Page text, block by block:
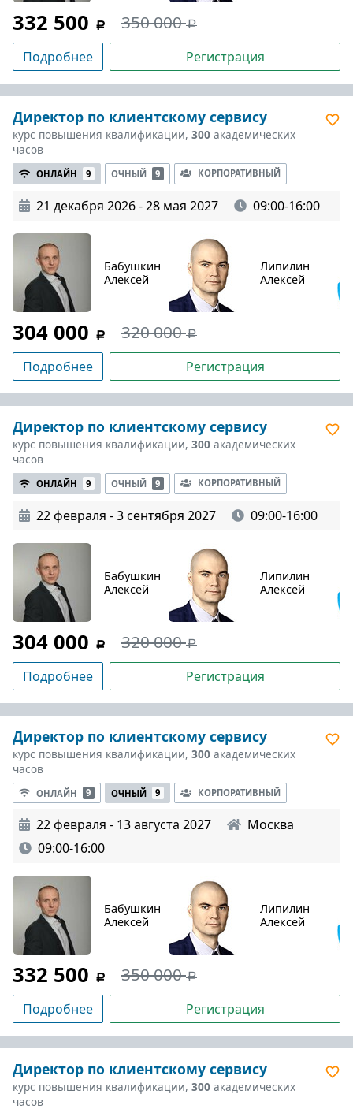
332 500 350 000
Подробнее Регистрация
Директор по клиентскому сервису
курс повышения квалификации, 300 академических
часов
ОНЛАЙН 9 ОЧНЫЙ 9 КОРПОРАТИВНЫЙ
21 декабря 2026 - 28 мая 2027 09:00-16:00
Бабушкин
Алексей
Липилин
Алексей
304 000 320 000
Подробнее Регистрация
Директор по клиентскому сервису
курс повышения квалификации, 300 академических
часов
ОНЛАЙН 9 ОЧНЫЙ 9 КОРПОРАТИВНЫЙ
22 февраля - 3 сентября 2027 09:00-16:00
Бабушкин
Алексей
Липилин
Алексей
304 000 320 000
Подробнее Регистрация
Директор по клиентскому сервису
курс повышения квалификации, 300 академических
часов
ОНЛАЙН 9 ОЧНЫЙ 9 КОРПОРАТИВНЫЙ
22 февраля - 13 августа 2027
Москва
09:00-16:00
Бабушкин
Алексей
Липилин
Алексей
332 500 350 000
Подробнее Регистрация
Директор по клиентскому сервису
курс повышения квалификации, 300 академических
часов